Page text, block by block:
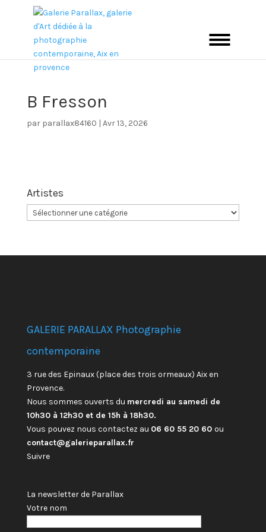
B Fresson
par parallax84160 | Avr 13, 2026
Artistes
GALERIE PARALLAX Photographie
contemporaine
3 rue des Epinaux (place des trois ormeaux) Aix en
Provence.
Nous sommes ouverts du mercredi au samedi de
10h30 à 12h30 et de 15h à 18h30.
Vous pouvez nous contactez au 06 60 55 20 60 ou
contact@galerieparallax.fr
Suivre
La newsletter de Parallax
Votre nom